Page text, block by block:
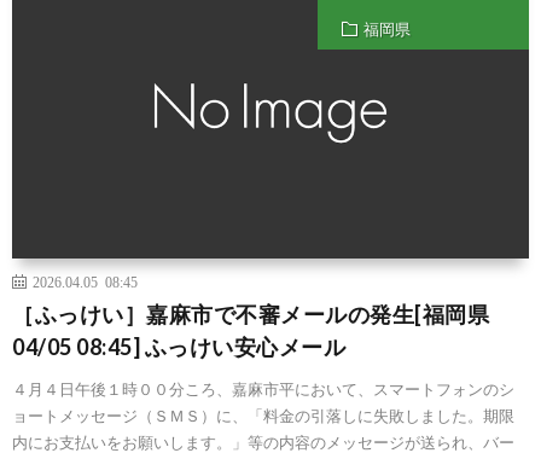
福岡県
2026.04.05 08:45
［ふっけい］嘉麻市で不審メールの発生[福岡県
04/05 08:45] ふっけい安心メール
４月４日午後１時００分ころ、嘉麻市平において、スマートフォンのシ
ョートメッセージ（ＳＭＳ）に、「料金の引落しに失敗しました。期限
内にお支払いをお願いします。」等の内容のメッセージが送られ、バー